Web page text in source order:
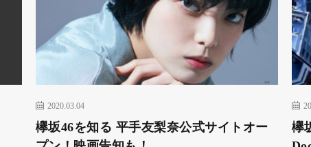
2020.03.04
欅坂46を知る 平手友梨奈公式サイトオー
欅